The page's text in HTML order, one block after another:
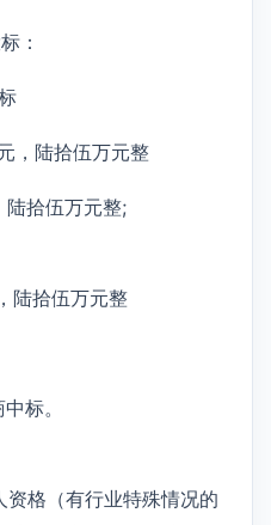
：
，陆拾伍万元整
拾伍万元整;
陆拾伍万元整
标。
资格（有行业特殊情况的